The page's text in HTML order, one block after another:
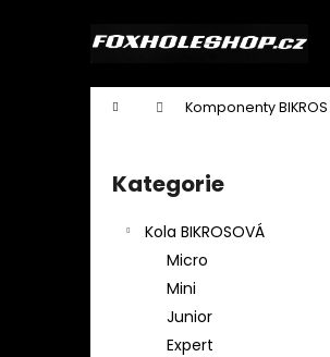
Domů Komponenty BIKROS
Přeskočit
kategorie
Kategorie
Kola BIKROSOVÁ
Micro
Mini
Junior
Expert
Zpět
Zpět